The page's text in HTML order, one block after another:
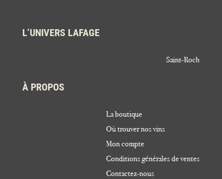
L’UNIVERS LAFAGE
Saint-Roch
À PROPOS
La boutique
Où trouver nos vins
Mon compte
Conditions générales de ventes
Contactez-nous